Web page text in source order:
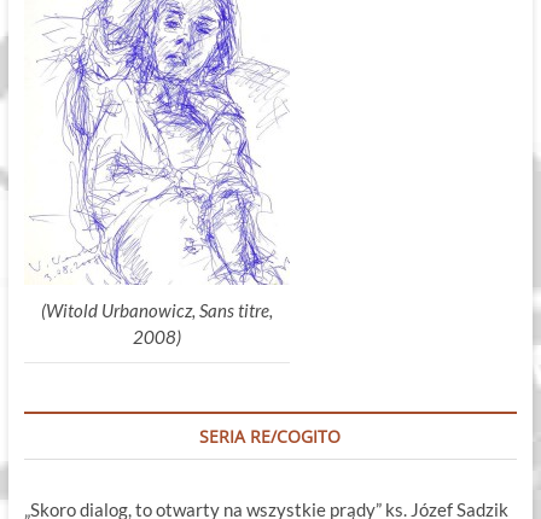
(Witold Urbanowicz, Sans titre,
2008)
SERIA RE/COGITO
„Skoro dialog, to otwarty na wszystkie prądy” ks. Józef Sadzik